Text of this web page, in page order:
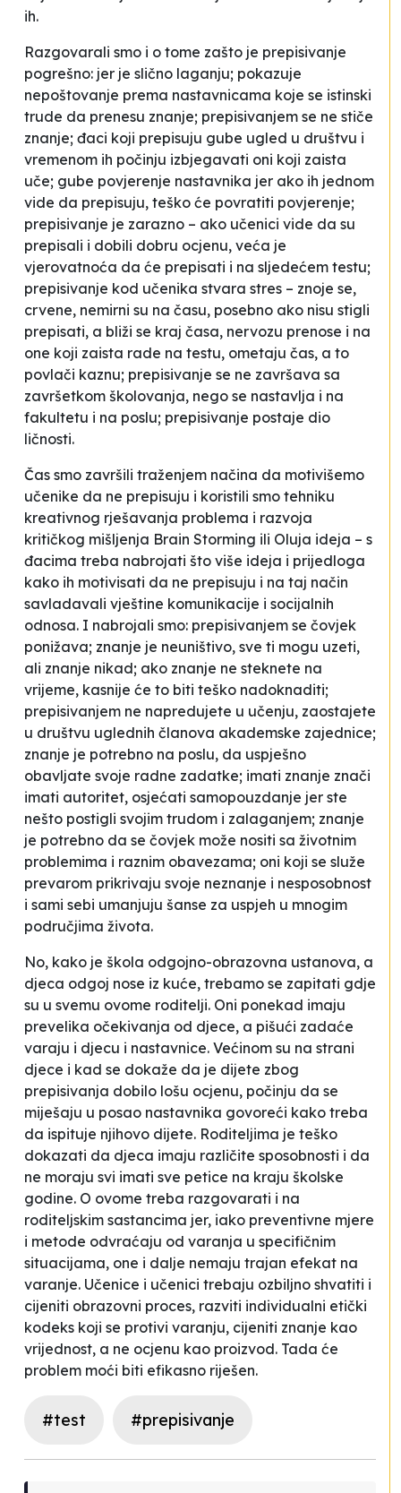
ih.
Razgovarali smo i o tome zašto je prepisivanje
pogrešno: jer je slično laganju; pokazuje
nepoštovanje prema nastavnicama koje se istinski
trude da prenesu znanje; prepisivanjem se ne stiče
znanje; đaci koji prepisuju gube ugled u društvu i
vremenom ih počinju izbjegavati oni koji zaista
uče; gube povjerenje nastavnika jer ako ih jednom
vide da prepisuju, teško će povratiti povjerenje;
prepisivanje je zarazno – ako učenici vide da su
prepisali i dobili dobru ocjenu, veća je
vjerovatnoća da će prepisati i na sljedećem testu;
prepisivanje kod učenika stvara stres – znoje se,
crvene, nemirni su na času, posebno ako nisu stigli
prepisati, a bliži se kraj časa, nervozu prenose i na
one koji zaista rade na testu, ometaju čas, a to
povlači kaznu; prepisivanje se ne završava sa
završetkom školovanja, nego se nastavlja i na
fakultetu i na poslu; prepisivanje postaje dio
ličnosti.
Čas smo završili traženjem načina da motivišemo
učenike da ne prepisuju i koristili smo tehniku
kreativnog rješavanja problema i razvoja
kritičkog mišljenja Brain Storming ili Oluja ideja – s
đacima treba nabrojati što više ideja i prijedloga
kako ih motivisati da ne prepisuju i na taj način
savladavali vještine komunikacije i socijalnih
odnosa. I nabrojali smo: prepisivanjem se čovjek
ponižava; znanje je neuništivo, sve ti mogu uzeti,
ali znanje nikad; ako znanje ne steknete na
vrijeme, kasnije će to biti teško nadoknaditi;
prepisivanjem ne napredujete u učenju, zaostajete
u društvu uglednih članova akademske zajednice;
znanje je potrebno na poslu, da uspješno
obavljate svoje radne zadatke; imati znanje znači
imati autoritet, osjećati samopouzdanje jer ste
nešto postigli svojim trudom i zalaganjem; znanje
je potrebno da se čovjek može nositi sa životnim
problemima i raznim obavezama; oni koji se služe
prevarom prikrivaju svoje neznanje i nesposobnost
i sami sebi umanjuju šanse za uspjeh u mnogim
područjima života.
No, kako je škola odgojno-obrazovna ustanova, a
djeca odgoj nose iz kuće, trebamo se zapitati gdje
su u svemu ovome roditelji. Oni ponekad imaju
prevelika očekivanja od djece, a pišući zadaće
varaju i djecu i nastavnice. Većinom su na strani
djece i kad se dokaže da je dijete zbog
prepisivanja dobilo lošu ocjenu, počinju da se
miješaju u posao nastavnika govoreći kako treba
da ispituje njihovo dijete. Roditeljima je teško
dokazati da djeca imaju različite sposobnosti i da
ne moraju svi imati sve petice na kraju školske
godine. O ovome treba razgovarati i na
roditeljskim sastancima jer, iako preventivne mjere
i metode odvraćaju od varanja u specifičnim
situacijama, one i dalje nemaju trajan efekat na
varanje. Učenice i učenici trebaju ozbiljno shvatiti i
cijeniti obrazovni proces, razviti individualni etički
kodeks koji se protivi varanju, cijeniti znanje kao
vrijednost, a ne ocjenu kao proizvod. Tada će
problem moći biti efikasno riješen.
#test #prepisivanje